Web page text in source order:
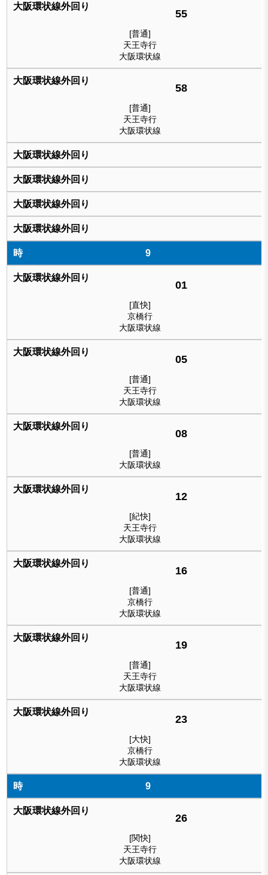
55
[普通]
天王寺行
大阪環状線
58
[普通]
天王寺行
大阪環状線
9
01
[直快]
京橋行
大阪環状線
05
[普通]
天王寺行
大阪環状線
08
[普通]
大阪環状線
12
[紀快]
天王寺行
大阪環状線
16
[普通]
京橋行
大阪環状線
19
[普通]
天王寺行
大阪環状線
23
[大快]
京橋行
大阪環状線
9
26
[関快]
天王寺行
大阪環状線